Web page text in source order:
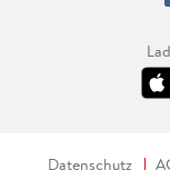
Datenschutz